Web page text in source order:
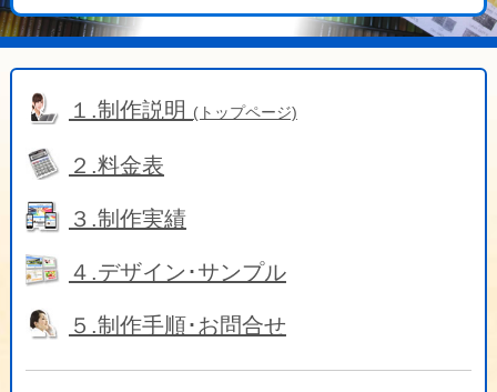
１.制作説明 (トップページ)
２.料金表
３.制作実績
４.デザイン･サンプル
５.制作手順･お問合せ